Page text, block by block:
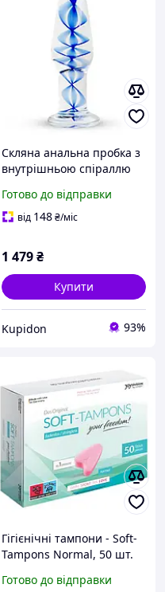
Скляна анальна пробка з
внутрішньою спіраллю
23 Еротичні товари для
дорослих
Готово до відправки
від 148₴/міс
1 479₴
Купити
Kupidon 93%
Гігієнічні тампони - Soft-
Tampons Normal, 50 шт.
дорослих
Готово до відправки